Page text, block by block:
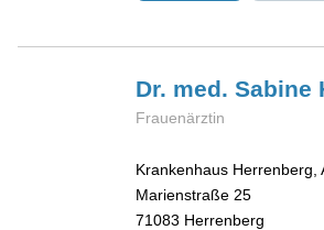
Dr. med. Sabine
Frauenärztin
Krankenhaus Herrenberg,
Marienstraße 25
71083 Herrenberg